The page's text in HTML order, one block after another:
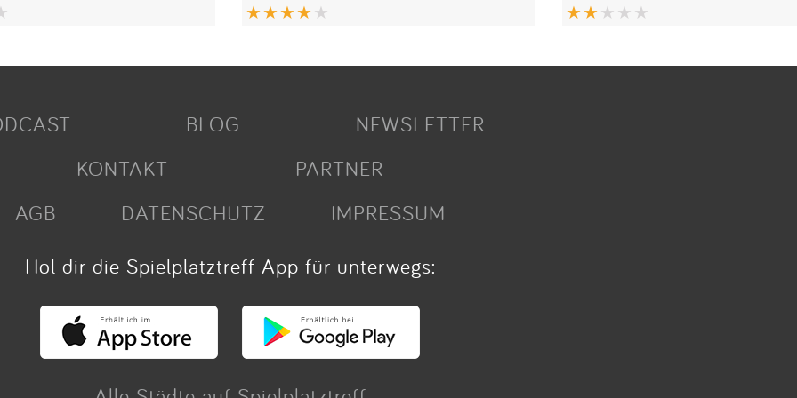
BLOG
NEWSLETTER
KONTAKT
PARTNER
AGB
DATENSCHUTZ
IMPRESSUM
Hol dir die Spielplatztreff App für unterwegs: